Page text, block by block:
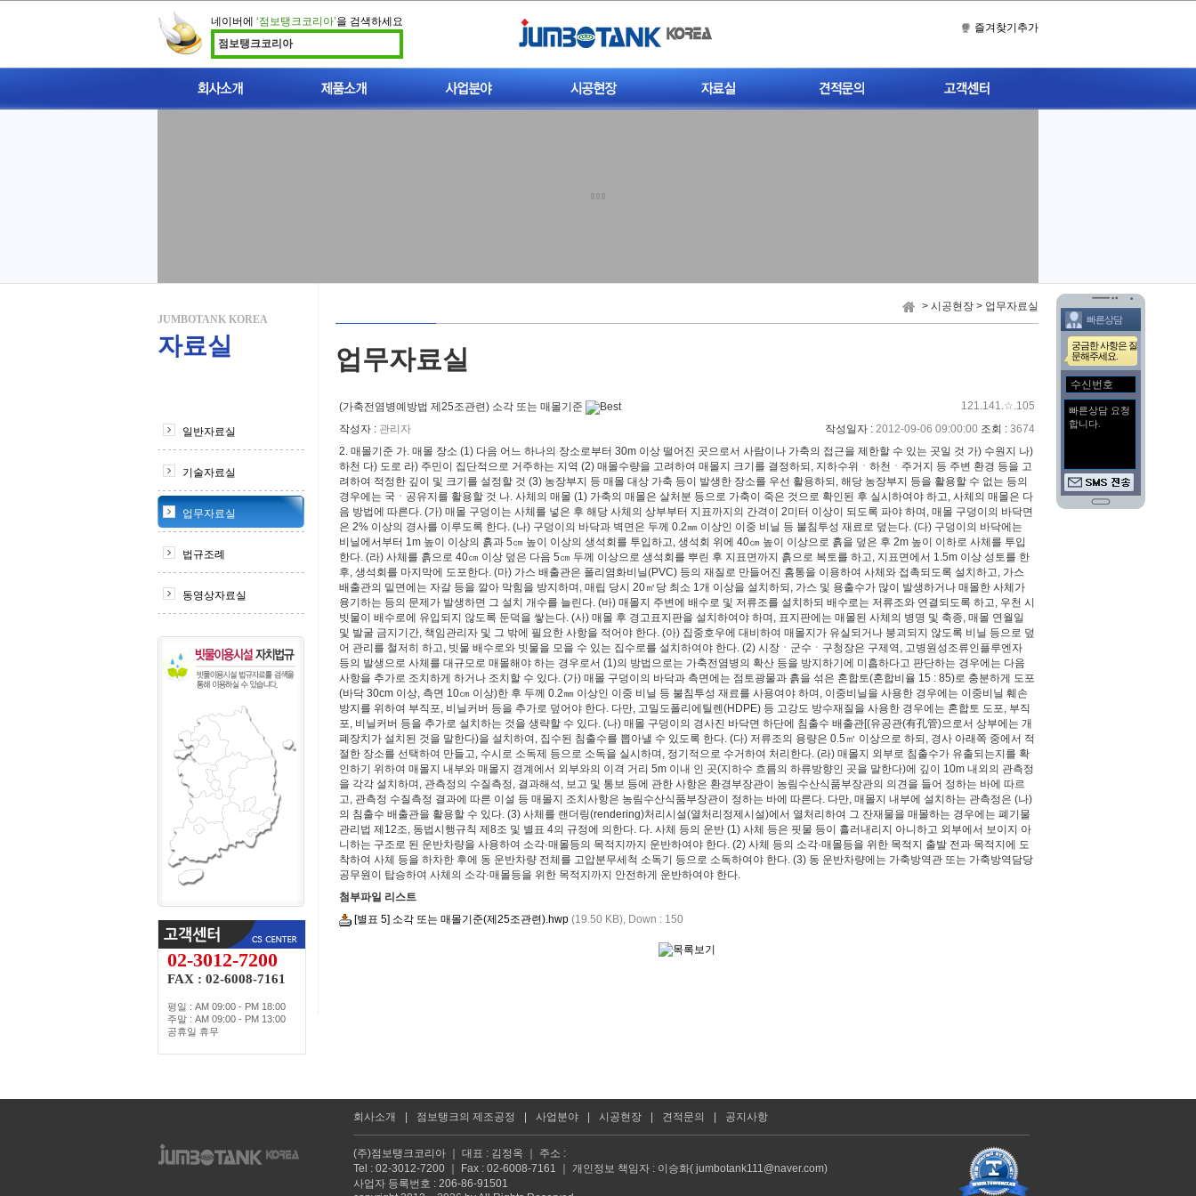
네이버에 ‘점보탱크코리아’을 검색하세요
점보탱크코리아
즐겨찾기추가
JUMBOTANK KOREA
자료실
일반자료실
기술자료실
업무자료실
법규조례
동영상자료실
02-3012-7200
FAX : 02-6008-7161
평일 : AM 09:00 - PM 18:00
주말 : AM 09:00 - PM 13:00
공휴일 휴무
> 시공현장 > 업무자료실
업무자료실
(가축전염병예방법 제25조관련) 소각 또는 매몰기준
121.141.☆.105
작성자 : 관리자 작성일자 : 2012-09-06 09:00:00 조회 : 3674
2. 매몰기준 가. 매몰 장소 (1) 다음 어느 하나의 장소로부터 30m 이상 떨어진 곳으로서 사람이나 가축의 접근을 제한할 수 있는 곳일 것 가) 수원지 나)
하천 다) 도로 라) 주민이 집단적으로 거주하는 지역 (2) 매몰수량을 고려하여 매몰지 크기를 결정하되, 지하수위ㆍ하천ㆍ주거지 등 주변 환경 등을 고
려하여 적정한 깊이 및 크기를 설정할 것 (3) 농장부지 등 매몰 대상 가축 등이 발생한 장소를 우선 활용하되, 해당 농장부지 등을 활용할 수 없는 등의
경우에는 국ㆍ공유지를 활용할 것 나. 사체의 매몰 (1) 가축의 매몰은 살처분 등으로 가축이 죽은 것으로 확인된 후 실시하여야 하고, 사체의 매몰은 다
음 방법에 따른다. (가) 매몰 구덩이는 사체를 넣은 후 해당 사체의 상부부터 지표까지의 간격이 2미터 이상이 되도록 파야 하며, 매몰 구덩이의 바닥면
은 2% 이상의 경사를 이루도록 한다. (나) 구덩이의 바닥과 벽면은 두께 0.2㎜ 이상인 이중 비닐 등 불침투성 재료로 덮는다. (다) 구덩이의 바닥에는
비닐에서부터 1m 높이 이상의 흙과 5㎝ 높이 이상의 생석회를 투입하고, 생석회 위에 40㎝ 높이 이상으로 흙을 덮은 후 2m 높이 이하로 사체를 투입
한다. (라) 사체를 흙으로 40㎝ 이상 덮은 다음 5㎝ 두께 이상으로 생석회를 뿌린 후 지표면까지 흙으로 복토를 하고, 지표면에서 1.5m 이상 성토를 한
후, 생석회를 마지막에 도포한다. (마) 가스 배출관은 폴리염화비닐(PVC) 등의 재질로 만들어진 홈통을 이용하여 사체와 접촉되도록 설치하고, 가스
배출관의 밑면에는 자갈 등을 깔아 막힘을 방지하며, 매립 당시 20㎡당 최소 1개 이상을 설치하되, 가스 및 용출수가 많이 발생하거나 매몰한 사체가
융기하는 등의 문제가 발생하면 그 설치 개수를 늘린다. (바) 매몰지 주변에 배수로 및 저류조를 설치하되 배수로는 저류조와 연결되도록 하고, 우천 시
빗물이 배수로에 유입되지 않도록 둔덕을 쌓는다. (사) 매몰 후 경고표지판을 설치하여야 하며, 표지판에는 매몰된 사체의 병명 및 축종, 매몰 연월일
및 발굴 금지기간, 책임관리자 및 그 밖에 필요한 사항을 적어야 한다. (아) 집중호우에 대비하여 매몰지가 유실되거나 붕괴되지 않도록 비닐 등으로 덮
어 관리를 철저히 하고, 빗물 배수로와 빗물을 모을 수 있는 집수로를 설치하여야 한다. (2) 시장ㆍ군수ㆍ구청장은 구제역, 고병원성조류인플루엔자
등의 발생으로 사체를 대규모로 매몰해야 하는 경우로서 (1)의 방법으로는 가축전염병의 확산 등을 방지하기에 미흡하다고 판단하는 경우에는 다음
사항을 추가로 조치하게 하거나 조치할 수 있다. (가) 매몰 구덩이의 바닥과 측면에는 점토광물과 흙을 섞은 혼합토(혼합비율 15 : 85)로 충분하게 도포
(바닥 30cm 이상, 측면 10㎝ 이상)한 후 두께 0.2㎜ 이상인 이중 비닐 등 불침투성 재료를 사용여야 하며, 이중비닐을 사용한 경우에는 이중비닐 훼손
방지를 위하여 부직포, 비닐커버 등을 추가로 덮어야 한다. 다만, 고밀도폴리에틸렌(HDPE) 등 고강도 방수재질을 사용한 경우에는 혼합토 도포, 부직
포, 비닐커버 등을 추가로 설치하는 것을 생략할 수 있다. (나) 매몰 구덩이의 경사진 바닥면 하단에 침출수 배출관[(유공관(有孔管)으로서 상부에는 개
폐장치가 설치된 것을 말한다)을 설치하여, 집수된 침출수를 뽑아낼 수 있도록 한다. (다) 저류조의 용량은 0.5㎥ 이상으로 하되, 경사 아래쪽 중에서 적
절한 장소를 선택하여 만들고, 수시로 소독제 등으로 소독을 실시하며, 정기적으로 수거하여 처리한다. (라) 매몰지 외부로 침출수가 유출되는지를 확
인하기 위하여 매몰지 내부와 매몰지 경계에서 외부와의 이격 거리 5m 이내 인 곳(지하수 흐름의 하류방향인 곳을 말한다)에 깊이 10m 내외의 관측정
을 각각 설치하며, 관측정의 수질측정, 결과해석, 보고 및 통보 등에 관한 사항은 환경부장관이 농림수산식품부장관의 의견을 들어 정하는 바에 따르
고, 관측정 수질측정 결과에 따른 이설 등 매몰지 조치사항은 농림수산식품부장관이 정하는 바에 따른다. 다만, 매몰지 내부에 설치하는 관측정은 (나)
의 침출수 배출관을 활용할 수 있다. (3) 사체를 랜더링(rendering)처리시설(열처리정제시설)에서 열처리하여 그 잔재물을 매몰하는 경우에는 폐기물
관리법 제12조, 동법시행규칙 제8조 및 별표 4의 규정에 의한다. 다. 사체 등의 운반 (1) 사체 등은 핏물 등이 흘러내리지 아니하고 외부에서 보이지 아
니하는 구조로 된 운반차량을 사용하여 소각·매몰등의 목적지까지 운반하여야 한다. (2) 사체 등의 소각·매몰등을 위한 목적지 출발 전과 목적지에 도
착하여 사체 등을 하차한 후에 동 운반차량 전체를 고압분무세척 소독기 등으로 소독하여야 한다. (3) 동 운반차량에는 가축방역관 또는 가축방역담당
공무원이 탑승하여 사체의 소각·매몰등을 위한 목적지까지 안전하게 운반하여야 한다.
첨부파일 리스트
[별표 5] 소각 또는 매몰기준(제25조관련).hwp (19.50 KB), Down : 150
회사소개 점보탱크의 제조공정 사업분야 시공현장 견적문의 공지사항
(주)점보탱크코리아 ｜ 대표 : 김정옥 ｜ 주소 :
Tel : 02-3012-7200 ｜ Fax : 02-6008-7161 ｜ 개인정보 책임자 : 이승화( jumbotank111@naver.com)
사업자 등록번호 : 206-86-91501
빠른상담
궁금한 사항은 질
문해주세요.